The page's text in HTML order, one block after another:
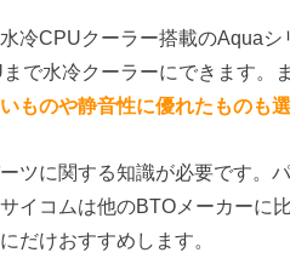
冷CPUクーラー搭載のAqua
で水冷クーラーにできます。
ものや静音性に優れたものも選
ツに関する知識が必要です。
イコムは他のBTOメーカーに
だけおすすめします。